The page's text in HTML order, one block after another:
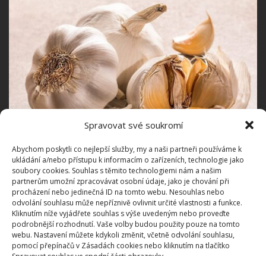
Spravovat své soukromí
Abychom poskytli co nejlepší služby, my a naši partneři používáme k
ukládání a/nebo přístupu k informacím o zařízeních, technologie jako
soubory cookies. Souhlas s těmito technologiemi nám a našim
partnerům umožní zpracovávat osobní údaje, jako je chování při
procházení nebo jedinečná ID na tomto webu. Nesouhlas nebo
odvolání souhlasu může nepříznivě ovlivnit určité vlastnosti a funkce.
Kliknutím níže vyjádřete souhlas s výše uvedeným nebo proveďte
podrobnější rozhodnutí. Vaše volby budou použity pouze na tomto
webu. Nastavení můžete kdykoli změnit, včetně odvolání souhlasu,
pomocí přepínačů v Zásadách cookies nebo kliknutím na tlačítko
Fotografie: Pixabay
Dalším velmi účinným prostředkem je rostlinný olej,
kterým opět můžete potřít všechny cestičky
mravenců. Buďte však opatrní, kam olej dáváte,
abyste po něm neuklouzli.